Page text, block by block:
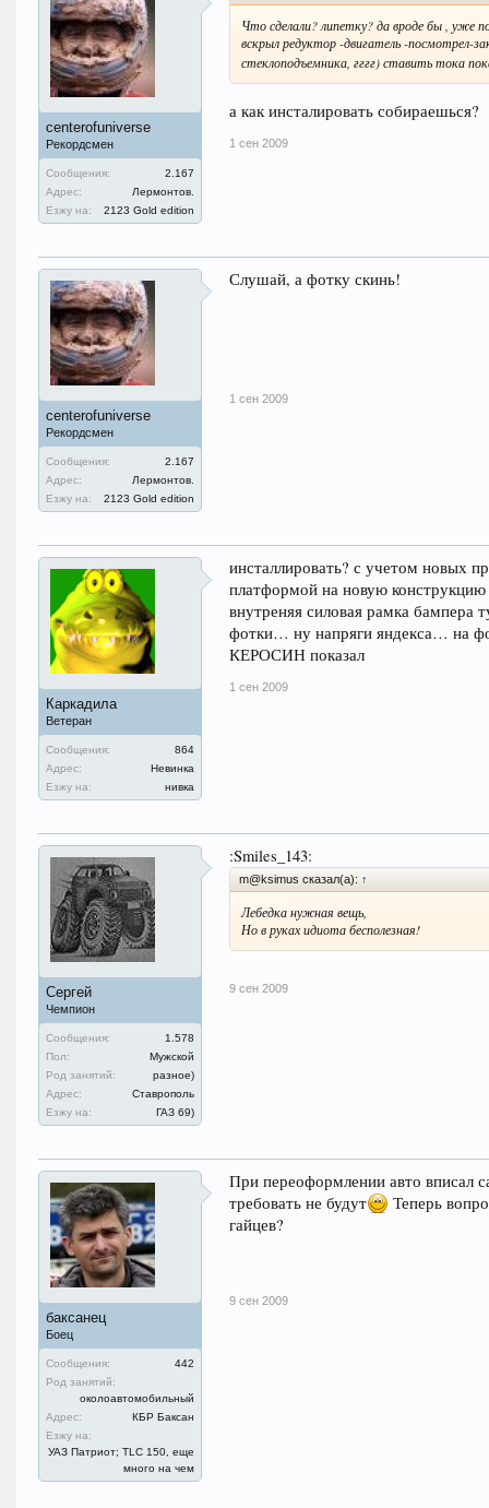
centerofuniverse
Рекордсмен
Сообщения:
2.167
Адрес:
Лермонтов.
Езжу на:
2123 Gold edition
Что сделали? липетку? да вроде бы , уже
вскрыл редуктор -двигатель -посмотрел-
стеклоподъемника, гггг) ставить тока
а как инсталировать собираешься?
1 сен 2009
centerofuniverse
Рекордсмен
Сообщения:
2.167
Адрес:
Лермонтов.
Езжу на:
2123 Gold edition
Слушай, а фотку скинь!
1 сен 2009
Каркадила
Ветеран
Сообщения:
864
Адрес:
Невинка
Езжу на:
нивка
инсталлировать? с учетом новых
платформой на новую
внутреняя силовая рамка бампера
фотки… ну напряги яндекса… на
КЕРОСИН показал
1 сен 2009
Сергей
Чемпион
Сообщения:
1.578
Пол:
Мужской
Род занятий:
разное)
Адрес:
Ставрополь
Езжу на:
ГАЗ 69)
:Smiles_143:
m@ksimus сказал(а): ↑
Лебедка нужная вещь,
Но в руках идиота бесполезная!
9 сен 2009
баксанец
Боец
Сообщения:
442
Род занятий:
околоавтомобильный
Адрес:
КБР Баксан
Езжу на:
УАЗ Патриот; TLC 150, еще
много на чем
При переоформлении авто вписал
требовать не будут
Теперь
гайцев?
9 сен 2009